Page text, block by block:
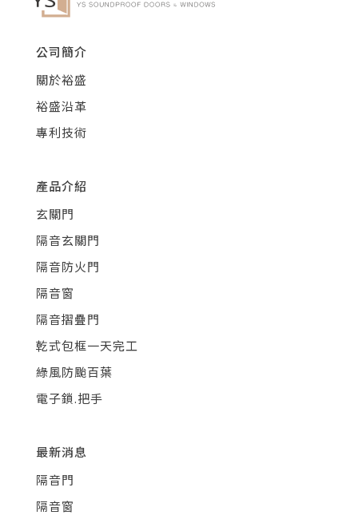
公司簡介
關於裕盛
裕盛沿革
專利技術
產品介紹
玄關門
隔音玄關門
隔音防火門
隔音窗
隔音摺疊門
乾式包框一天完工
綠風防颱百葉
電子鎖.把手
最新消息
隔音門
隔音窗